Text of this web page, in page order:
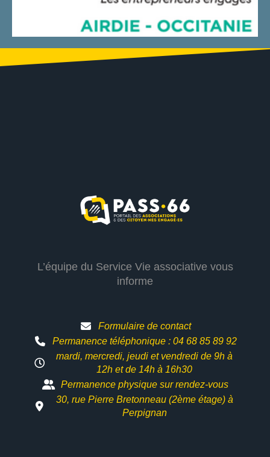
L’équipe du Service Vie associative vous
informe
Formulaire de contact
Permanence téléphonique : 04 68 85 89 92
mardi, mercredi, jeudi et vendredi de 9h à
12h etde 14h à 16h30
Permanence physique sur rendez-vous
30, rue Pierre Bretonneau (2ème étage) à
Perpignan